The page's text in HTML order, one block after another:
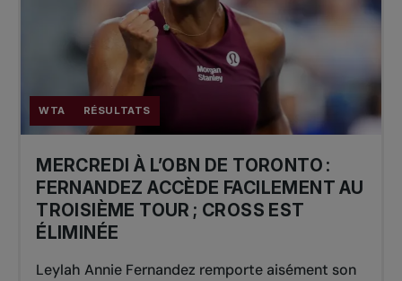
WTA RÉSULTATS
MERCREDI À L’OBN DE TORONTO :
FERNANDEZ ACCÈDE FACILEMENT AU
TROISIÈME TOUR ; CROSS EST
ÉLIMINÉE
Leylah Annie Fernandez remporte aisément son